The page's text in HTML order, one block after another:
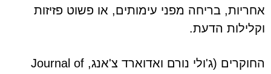
אחריות, בריחה מפני עימותים, או פשוט פזיזות
וקלילות הדעת.
החוקרים (ג'ולי נורם ואדוארד צ'אנג, Journal of